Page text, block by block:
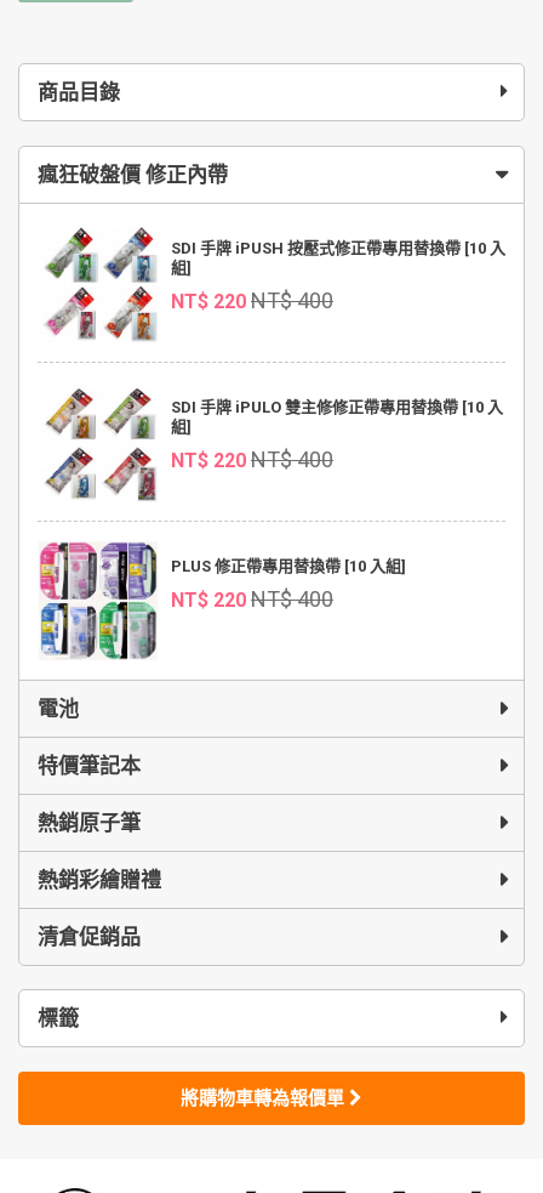
商品目錄
瘋狂破盤價 修正內帶
SDI 手牌 iPUSH 按壓式修正帶專用替換帶 [10 入
組]
NT$ 220 NT$ 400
SDI 手牌 iPULO 雙主修修正帶專用替換帶 [10 入
組]
NT$ 220 NT$ 400
PLUS 修正帶專用替換帶 [10 入組]
NT$ 220 NT$ 400
電池
特價筆記本
熱銷原子筆
熱銷彩繪贈禮
清倉促銷品
標籤
將購物車轉為報價單